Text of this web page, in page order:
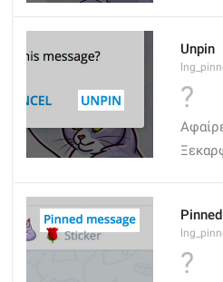
Unpin
?
?